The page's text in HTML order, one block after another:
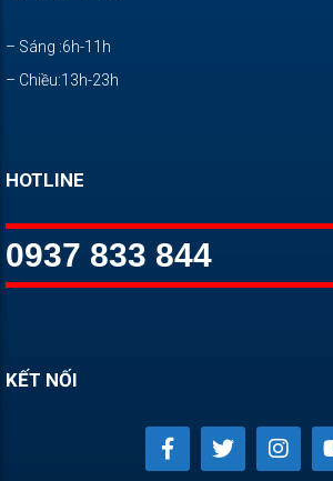
– Sáng :6h-11h
– Chiều:13h-23h
HOTLINE
0937 833 844
KẾT NỐI